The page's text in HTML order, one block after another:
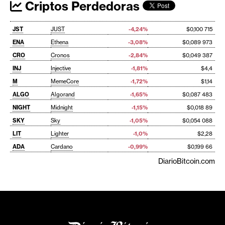
Criptos Perdedoras
JST JUST -4,24%
$0,100 715
ENA
Ethena -3,08%
$0,089 973
CRO
Cronos -2,84%
$0,049 387
INJ
Injective -1,81%
$4,4
M
MemeCore -1,72%
$1,14
ALGO
Algorand -1,65%
$0,087 483
NIGHT
Midnight -1,15%
$0,018 89
SKY
Sky -1,05%
$0,054 088
LIT
Lighter -1,0%
$2,28
ADA
Cardano -0,99% $0,199 66
DiarioBitcoin.com